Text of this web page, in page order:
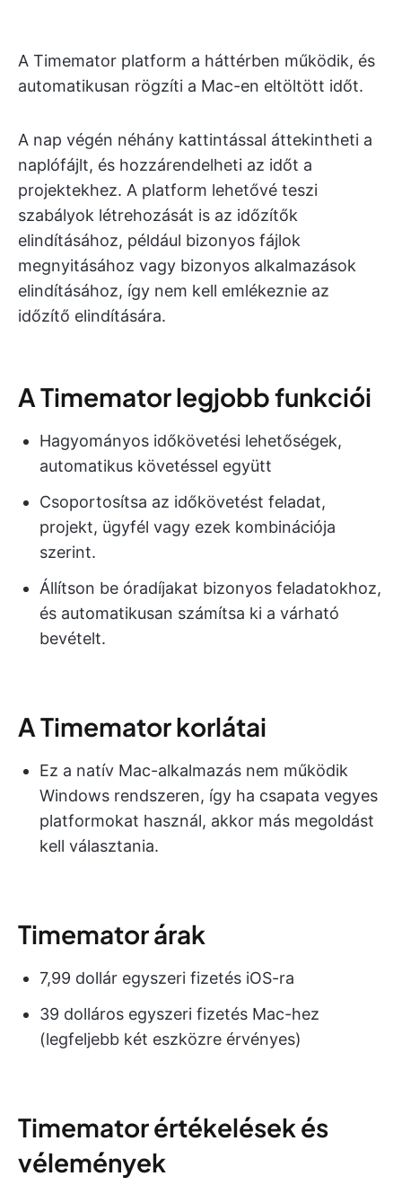
A Timemator platform a háttérben működik, és
automatikusan rögzíti a Mac-en eltöltött időt.
A nap végén néhány kattintással áttekintheti a
naplófájlt, és hozzárendelheti az időt a
projektekhez. A platform lehetővé teszi
szabályok létrehozását is az időzítők
elindításához, például bizonyos fájlok
megnyitásához vagy bizonyos alkalmazások
elindításához, így nem kell emlékeznie az
időzítő elindítására.
A Timemator legjobb funkciói
Hagyományos időkövetési lehetőségek,
automatikus követéssel együtt
Csoportosítsa az időkövetést feladat,
projekt, ügyfél vagy ezek kombinációja
szerint.
Állítson be óradíjakat bizonyos feladatokhoz,
és automatikusan számítsa ki a várható
bevételt.
A Timemator korlátai
Ez a natív Mac-alkalmazás nem működik
Windows rendszeren, így ha csapata vegyes
platformokat használ, akkor más megoldást
kell választania.
Timemator árak
7,99 dollár egyszeri fizetés iOS-ra
39 dolláros egyszeri fizetés Mac-hez
(legfeljebb két eszközre érvényes)
Timemator értékelések és
vélemények